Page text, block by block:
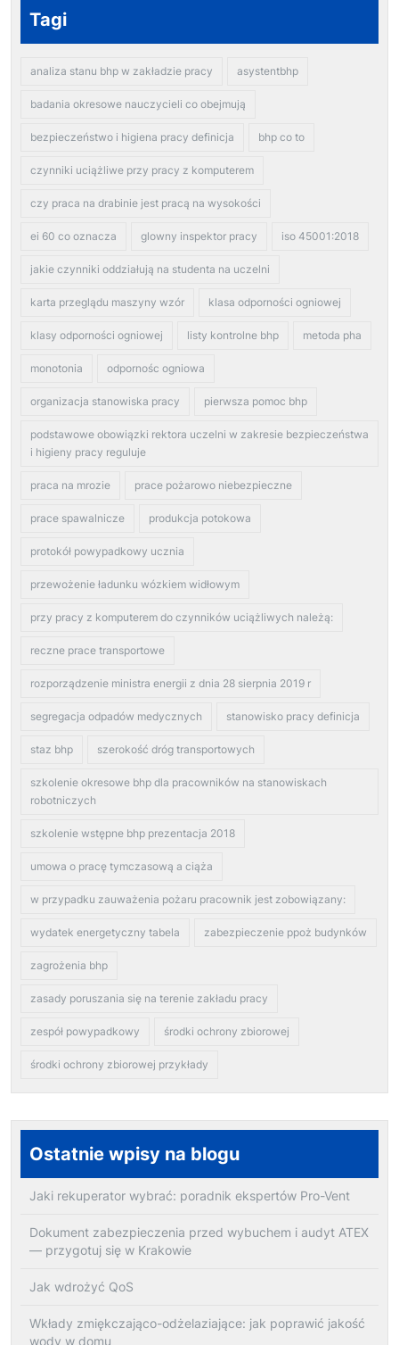
Tagi
analiza stanu bhp w zakładzie pracy asystentbhp
badania okresowe nauczycieli co obejmują
bezpieczeństwo i higiena pracy definicja bhp co to
czynniki uciążliwe przy pracy z komputerem
czy praca na drabinie jest pracą na wysokości
ei 60 co oznacza glowny inspektor pracy iso 45001:2018
jakie czynniki oddziałują na studenta na uczelni
karta przeglądu maszyny wzór klasa odporności ogniowej
klasy odporności ogniowej listy kontrolne bhp metoda pha
monotonia odpornośc ogniowa
organizacja stanowiska pracy pierwsza pomoc bhp
podstawowe obowiązki rektora uczelni w zakresie bezpieczeństwa
i higieny pracy reguluje
praca na mrozie prace pożarowo niebezpieczne
prace spawalnicze produkcja potokowa
protokół powypadkowy ucznia
przewożenie ładunku wózkiem widłowym
przy pracy z komputerem do czynników uciążliwych należą:
reczne prace transportowe
rozporządzenie ministra energii z dnia 28 sierpnia 2019 r
segregacja odpadów medycznych stanowisko pracy definicja
staz bhp szerokość dróg transportowych
szkolenie okresowe bhp dla pracowników na stanowiskach
robotniczych
szkolenie wstępne bhp prezentacja 2018
umowa o pracę tymczasową a ciąża
w przypadku zauważenia pożaru pracownik jest zobowiązany:
wydatek energetyczny tabela zabezpieczenie ppoż budynków
zagrożenia bhp
zasady poruszania się na terenie zakładu pracy
zespół powypadkowy środki ochrony zbiorowej
środki ochrony zbiorowej przykłady
Ostatnie wpisy na blogu
Jaki rekuperator wybrać: poradnik ekspertów Pro-Vent
Dokument zabezpieczenia przed wybuchem i audyt ATEX
— przygotuj się w Krakowie
Jak wdrożyć QoS
Wkłady zmiękczająco-odżelaziające: jak poprawić jakość
wody w domu